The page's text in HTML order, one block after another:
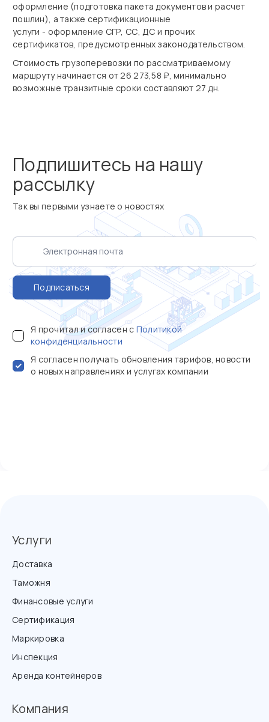
оформление (подготовка пакета документов и расчет
пошлин), а также сертификационные
услуги - оформление СГР, СС, ДС и прочих
сертификатов, предусмотренных законодательством.
Стоимость грузоперевозки по рассматриваемому
маршруту начинается от 26 273,58 ₽, минимально
возможные транзитные сроки составляют 27 дн.
Подпишитесь на нашу
рассылку
Так вы первыми узнаете о новостях
Подписаться
Я прочитал и согласен с Политикой
конфиденциальности
Я согласен получать обновления тарифов, новости
о новых направлениях и услугах компании
Услуги
Доставка
Таможня
Финансовые услуги
Сертификация
Маркировка
Инспекция
Аренда контейнеров
Компания